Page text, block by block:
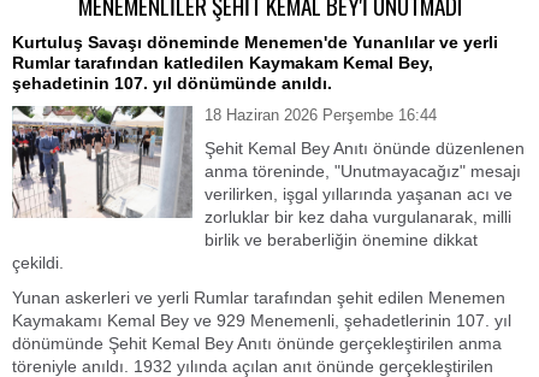
Kurtuluş Savaşı döneminde Menemen'de Yunanlılar ve yerli
Rumlar tarafından katledilen Kaymakam Kemal Bey,
şehadetinin 107. yıl dönümünde anıldı.
18 Haziran 2026 Perşembe 16:44
Şehit Kemal Bey Anıtı önünde düzenlenen
anma töreninde, "Unutmayacağız" mesajı
verilirken, işgal yıllarında yaşanan acı ve
zorluklar bir kez daha vurgulanarak, milli
birlik ve beraberliğin önemine dikkat
çekildi.
Yunan askerleri ve yerli Rumlar tarafından şehit edilen Menemen
Kaymakamı Kemal Bey ve 929 Menemenli, şehadetlerinin 107. yıl
dönümünde Şehit Kemal Bey Anıtı önünde gerçekleştirilen anma
töreniyle anıldı. 1932 yılında açılan anıt önünde gerçekleştirilen